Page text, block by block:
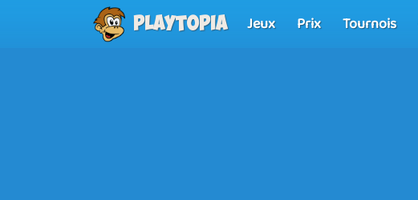
Playtopia Jeux Prix Tournois